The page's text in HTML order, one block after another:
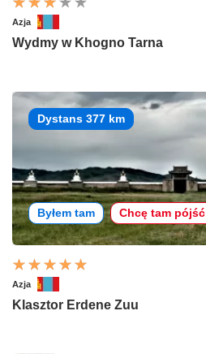
Azja
Wydmy w Khogno Tarna
Dystans 377 km
Byłem tam Chcę tam pójść
Azja
Klasztor Erdene Zuu